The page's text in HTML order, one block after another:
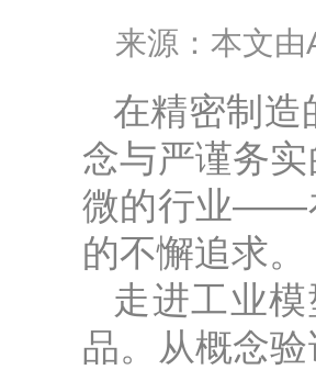
来源：本文
在精密制造
念与严谨务
微的行业——
的不懈追求。
走进工业
品。从概念